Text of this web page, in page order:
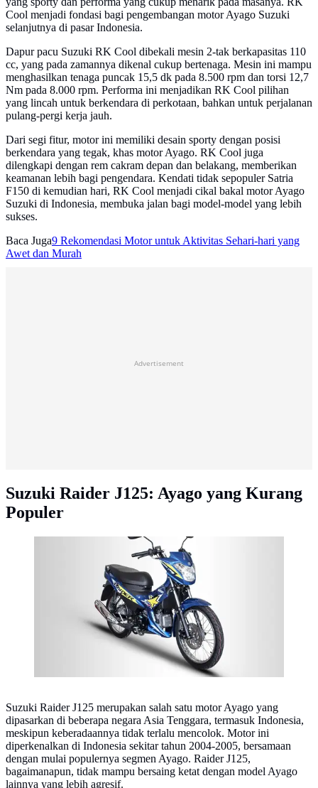
Cool menjadi fondasi bagi pengembangan motor Ayago Suzuki
selanjutnya di pasar Indonesia.
Dapur pacu Suzuki RK Cool dibekali mesin 2-tak berkapasitas 110
cc, yang pada zamannya dikenal cukup bertenaga. Mesin ini mampu
menghasilkan tenaga puncak 15,5 dk pada 8.500 rpm dan torsi 12,7
Nm pada 8.000 rpm. Performa ini menjadikan RK Cool pilihan
yang lincah untuk berkendara di perkotaan, bahkan untuk perjalanan
pulang-pergi kerja jauh.
Dari segi fitur, motor ini memiliki desain sporty dengan posisi
berkendara yang tegak, khas motor Ayago. RK Cool juga
dilengkapi dengan rem cakram depan dan belakang, memberikan
keamanan lebih bagi pengendara. Kendati tidak sepopuler Satria
F150 di kemudian hari, RK Cool menjadi cikal bakal motor Ayago
Suzuki di Indonesia, membuka jalan bagi model-model yang lebih
sukses.
Baca Juga9 Rekomendasi Motor untuk Aktivitas Sehari-hari yang
Awet dan Murah
Advertisement
Suzuki Raider J125: Ayago yang Kurang
Populer
Suzuki Raider J125 (doc. Suzuki)
Suzuki Raider J125 merupakan salah satu motor Ayago yang
dipasarkan di beberapa negara Asia Tenggara, termasuk Indonesia,
meskipun keberadaannya tidak terlalu mencolok. Motor ini
diperkenalkan di Indonesia sekitar tahun 2004-2005, bersamaan
dengan mulai populernya segmen Ayago. Raider J125,
bagaimanapun, tidak mampu bersaing ketat dengan model Ayago
lainnya yang lebih agresif.